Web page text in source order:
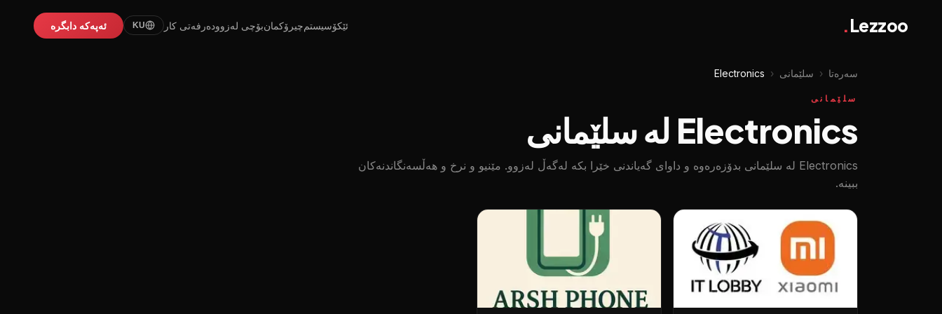
Lezzoo
. ئێکۆسیستمچیرۆکمانبۆچی لەزوودەرفەتی کار KU ئەپەکە دابگرە
سەرەتا ‹ سلێمانی ‹
Electronics
سلێمانی
Electronics لە سلێمانی
Electronics لە سلێمانی بدۆزەرەوە و داوای گەیاندنی خێرا بکە لەگەڵ لەزوو. مێنیو و نرخ و هەڵسەنگاندنەکان
ببینە.